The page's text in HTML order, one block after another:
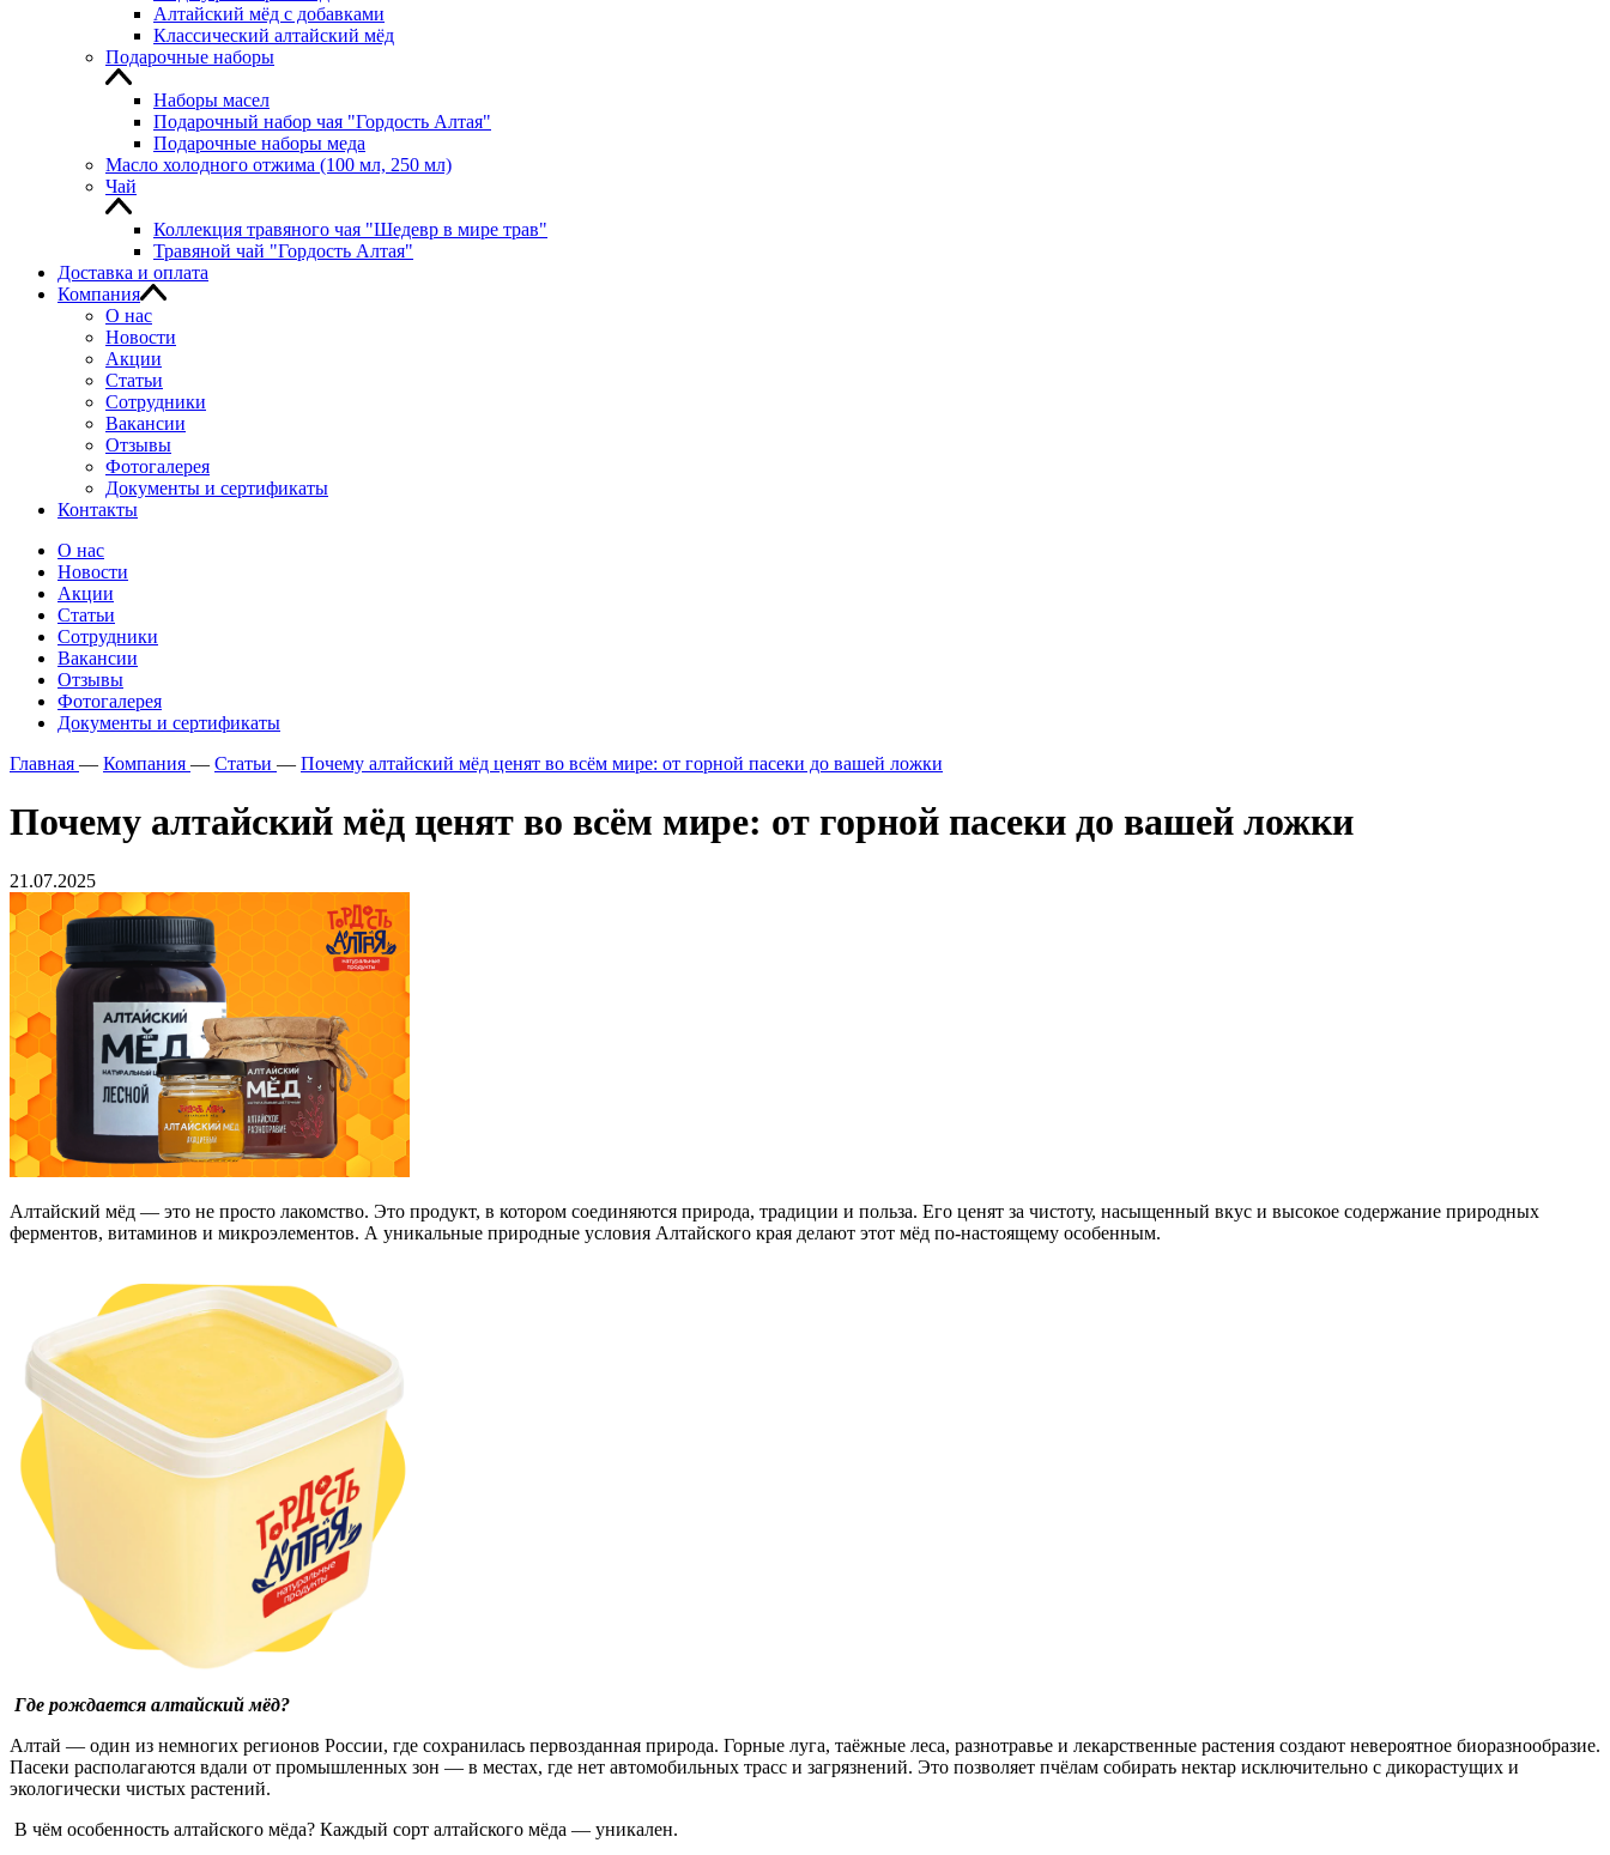
Алтайский мёд с добавками
Классический алтайский мёд
Подарочные наборы
Наборы масел
Подарочный набор чая "Гордость Алтая"
Подарочные наборы меда
Масло холодного отжима (100 мл, 250 мл)
Чай
Коллекция травяного чая "Шедевр в мире трав"
Травяной чай "Гордость Алтая"
Доставка и оплата
Компания
О нас
Новости
Акции
Статьи
Сотрудники
Вакансии
Отзывы
Фотогалерея
Документы и сертификаты
Контакты
О нас
Новости
Акции
Статьи
Сотрудники
Вакансии
Отзывы
Фотогалерея
Документы и сертификаты
Главная — Компания — Статьи — Почему алтайский мёд ценят во всём мире: от горной пасеки до вашей ложки
Почему алтайский мёд ценят во всём мире: от горной пасеки до вашей ложки
21.07.2025
Алтайский мёд — это не просто лакомство. Это продукт, в котором соединяются природа, традиции и польза. Его ценят за чистоту, насыщенный вкус и высокое содержание природных
ферментов, витаминов и микроэлементов. А уникальные природные условия Алтайского края делают этот мёд по-настоящему особенным.
Где рождается алтайский мёд?
Алтай — один из немногих регионов России, где сохранилась первозданная природа. Горные луга, таёжные леса, разнотравье и лекарственные растения создают невероятное биоразнообразие.
Пасеки располагаются вдали от промышленных зон — в местах, где нет автомобильных трасс и загрязнений. Это позволяет пчёлам собирать нектар исключительно с дикорастущих и
экологически чистых растений.
В чём особенность алтайского мёда? Каждый сорт алтайского мёда — уникален.